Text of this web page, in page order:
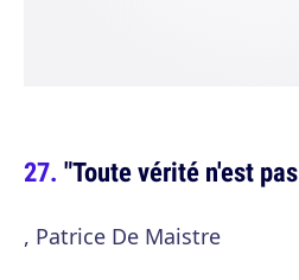
"Toute vérité n'est
, Patrice De Maistre